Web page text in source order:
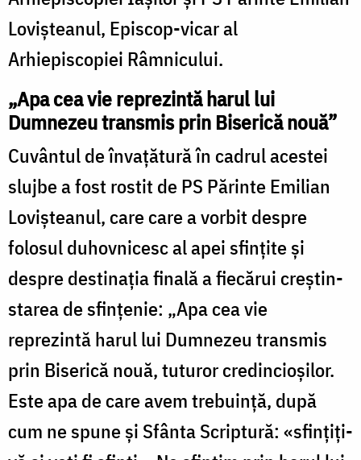
Lovișteanul, Episcop-vicar al
Arhiepiscopiei Râmnicului.
„Apa cea vie reprezintă harul lui
Dumnezeu transmis prin Biserică nouă”
Cuvântul de învaţătură în cadrul acestei
slujbe a fost rostit de PS Părinte Emilian
Lovișteanul, care care a vorbit despre
folosul duhovnicesc al apei sfinţite şi
despre destinaţia finală a fiecărui creştin-
starea de sfinţenie: „Apa cea vie
reprezintă harul lui Dumnezeu transmis
prin Biserică nouă, tuturor credincioșilor.
Este apa de care avem trebuință, după
cum ne spune și Sfânta Scriptură: «sfințiți-